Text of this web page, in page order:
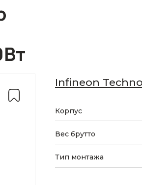
Infineon
Корпус
Вес брутто
Тип монтажа